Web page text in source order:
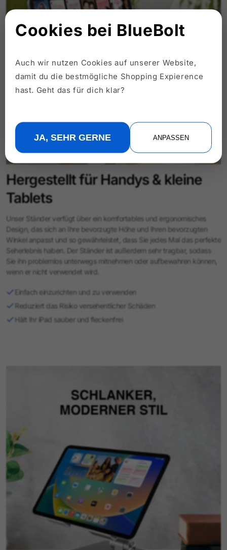
Hergestellt für Handys & kleine
Tablets
Unser Ständer verfügt über ein komfortables und ergonomisches
Design, das sich an Ihre bevorzugte Höhe und Ihren bevorzugten
Winkel anpasst und so gewährleistet, dass Sie jedes Mal das perfekte
Seherlebnis haben. Der Ständer ist außerdem sehr tragbar, sodass
Sie ihn problemlos unterwegs mitnehmen oder aufbewahren können,
wenn er nicht verwendet wird.
Einfach einzurichten und zu verwenden
Reduziert das Risiko versehentlicher Schäden
Hält Ihr iPad sauber und fleckenfrei
Cookies bei BlueBolt
Auch wir nutzen Cookies auf unserer Website,
damit du die bestmögliche Shopping Expierence
hast. Geht das für dich klar?
JA, SEHR GERNE ANPASSEN